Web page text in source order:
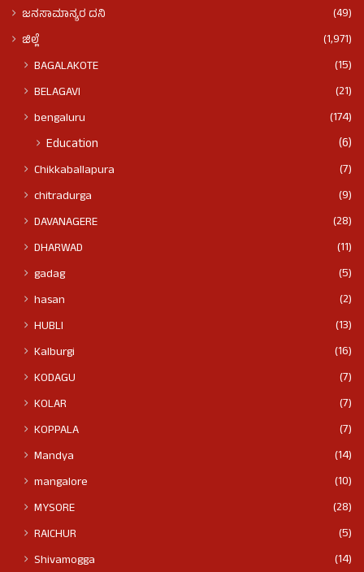
ಜನಸಾಮಾನ್ಯರ ದನಿ
(49)
ಜಿಲ್ಲೆ
(1,971)
BAGALAKOTE
(15)
BELAGAVI
(21)
bengaluru
(174)
Education (6)
Chikkaballapura
(7)
chitradurga
(9)
DAVANAGERE
(28)
DHARWAD
(11)
gadag
(5)
hasan
(2)
HUBLI
(13)
Kalburgi
(16)
KODAGU
(7)
KOLAR
(7)
KOPPALA
(7)
Mandya
(14)
mangalore
(10)
MYSORE
(28)
RAICHUR
(5)
Shivamogga
(14)